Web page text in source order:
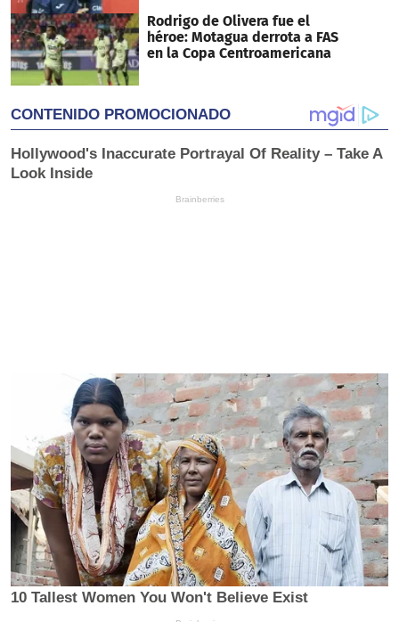
Rodrigo de Olivera fue el
héroe: Motagua derrota a FAS
en la Copa Centroamericana